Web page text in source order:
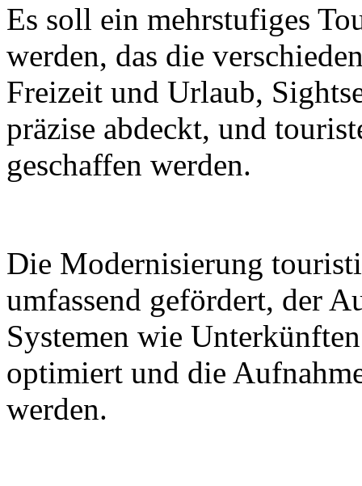
Es soll ein mehrstufiges
werden, das die
Freizeit und Urlaub,
präzise abdeckt, und
geschaffen werden.
Die Modernisierung
umfassend gefördert, der
Systemen wie
optimiert und die
werden.